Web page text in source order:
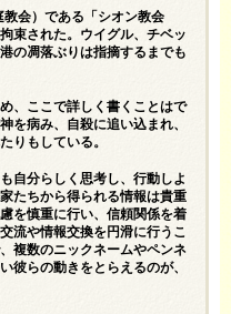
会）である「シオン教会
束された。ウイグル、チベッ
の凋落ぶりは指摘するまでも
、ここで詳しく書くことはで
を病み、自殺に追い込まれ、
りもしている。
自分らしく思考し、行動しよ
たちから得られる情報は貴重
を慎重に行い、信頼関係を着
流や情報交換を円滑に行うこ
複数のニックネームやペンネ
彼らの動きをとらえるのが、